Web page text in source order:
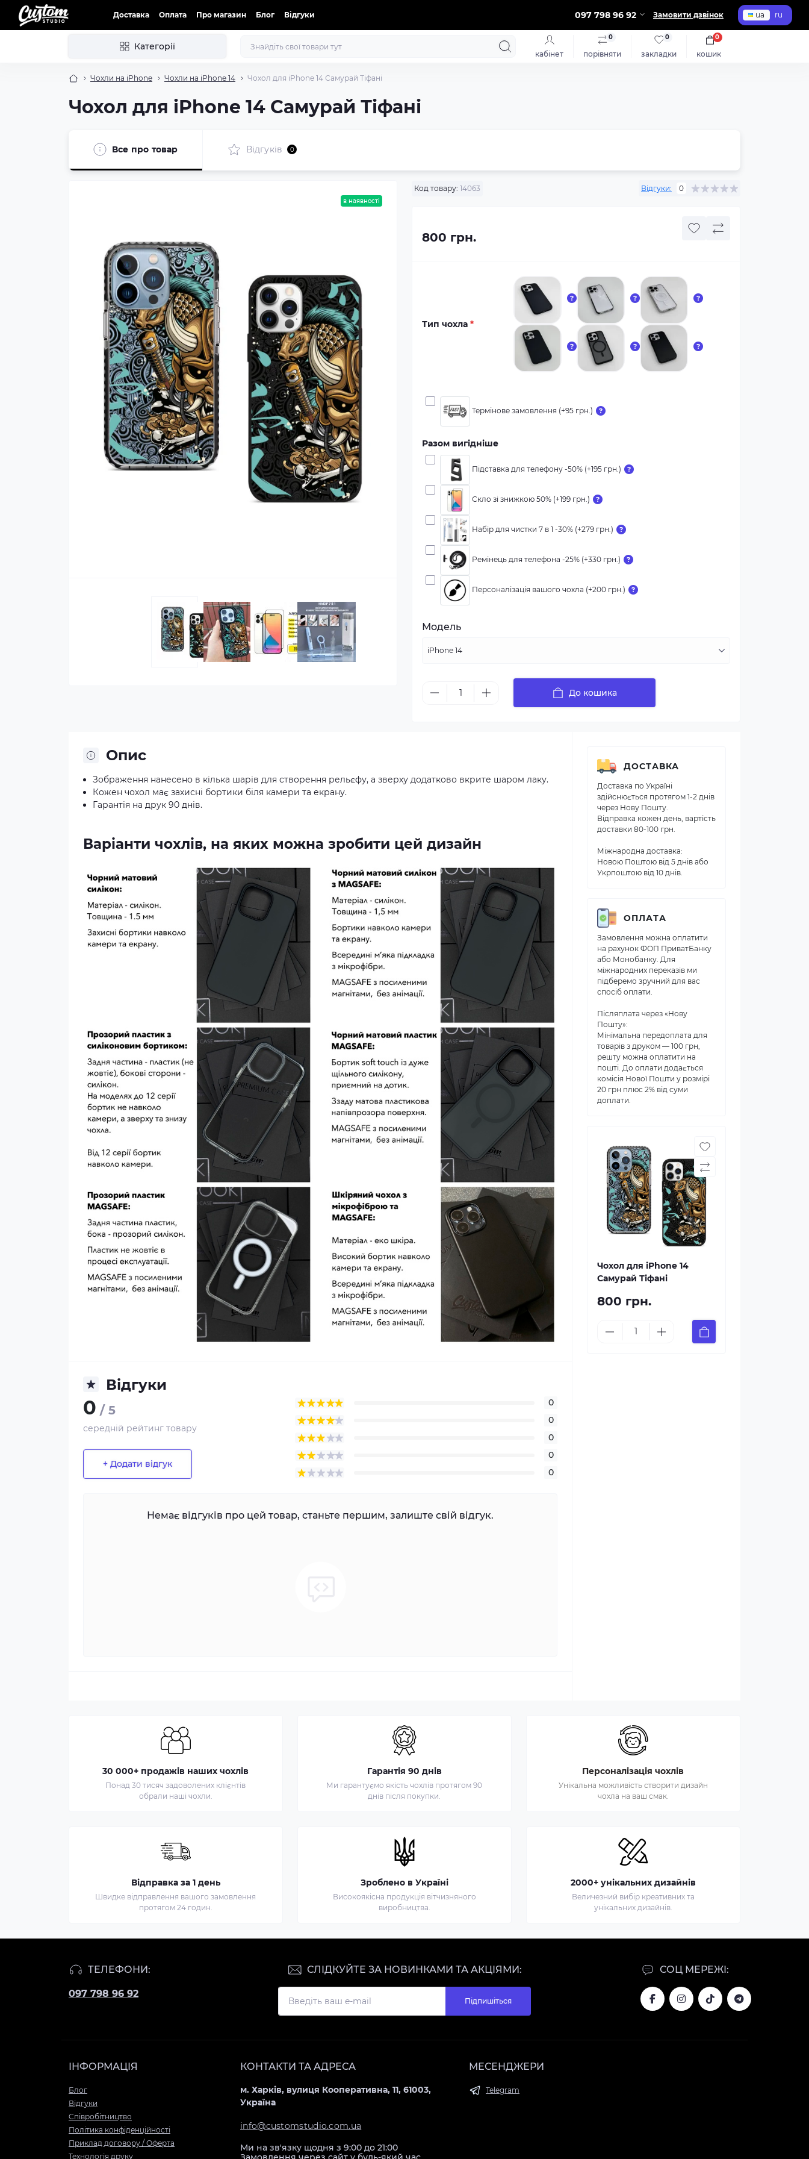
Доставка Оплата Про магазин Блог Відгуки 097 798 96 92 Замовити дзвінок ua ru
Категорії
кабінет порівняти
0
закладки
0
кошик
0
Чохли на iPhone Чохли на iPhone 14 Чохол для iPhone 14 Самурай Тіфані
Чохол для iPhone 14 Самурай Тіфані
Все про товар Відгуків 0
в наявності
Код товару: 14063 Відгуки: 0
800 грн.
Тип чохла *
Термінове замовлення (+95 грн.)
Разом вигідніше
Підставка для телефону -50% (+195 грн.)
Скло зі знижкою 50% (+199 грн.)
Набір для чистки 7 в 1 -30% (+279 грн.)
Ремінець для телефона -25% (+330 грн.)
Персоналізація вашого чохла (+200 грн.)
Модель
До кошика
Опис
Зображення нанесено в кілька шарів для створення рельєфу, а зверху додатково вкрите шаром лаку.
Кожен чохол має захисні бортики біля камери та екрану.
Гарантія на друк 90 днів.
Варіанти чохлів, на яких можна зробити цей дизайн
Відгуки
0 / 5
середній рейтинг товару
+ Додати відгук
0
0
0
0
0
Немає відгуків про цей товар, станьте першим, залиште свій відгук.
ДОСТАВКА
Доставка по Україні
здійснюється протягом 1-2 днів
через Нову Пошту.
Відправка кожен день, вартість
доставки 80-100 грн.
Міжнародна доставка:
Новою Поштою від 5 днів або
Укрпоштою від 10 днів.
ОПЛАТА
Замовлення можна оплатити
на рахунок ФОП ПриватБанку
або Монобанку. Для
міжнародних переказів ми
підберемо зручний для вас
спосіб оплати.
Післяплата через «Нову
Пошту»:
Мінімальна передоплата для
товарів з друком — 100 грн,
решту можна оплатити на
пошті. До оплати додається
комісія Нової Пошти у розмірі
20 грн плюс 2% від суми
доплати.
Чохол для iPhone 14
Самурай Тіфані
800 грн.
30 000+ продажів наших чохлів
Понад 30 тисяч задоволених клієнтів
обрали наші чохли.
Гарантія 90 днів
Ми гарантуємо якість чохлів протягом 90
днів після покупки.
Персоналізація чохлів
Унікальна можливість створити дизайн
чохла на ваш смак.
Відправка за 1 день
Швидке відправлення вашого замовлення
протягом 24 годин.
Зроблено в Україні
Високоякісна продукція вітчизняного
виробництва.
2000+ унікальних дизайнів
Величезний вибір креативних та
унікальних дизайнів.
ТЕЛЕФОНИ:
097 798 96 92
СОЦ МЕРЕЖІ:
СЛІДКУЙТЕ ЗА НОВИНКАМИ ТА АКЦІЯМИ:
Підпишіться
ІНФОРМАЦІЯ
Блог
Відгуки
Cпівробітництво
Політика конфіденційності
Приклад договору / Оферта
Технологія друку
КОНТАКТИ ТА АДРЕСА
м. Харків, вулиця Кооперативна, 11, 61003,
Україна
info@customstudio.com.ua
Ми на зв'язку щодня з 9:00 до 21:00
МЕСЕНДЖЕРИ
Telegram